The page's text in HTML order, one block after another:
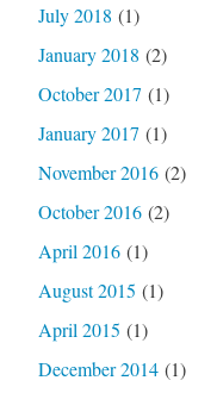
July 2018 (1)
January 2018 (2)
October 2017 (1)
January 2017 (1)
November 2016(2)
October 2016(2)
April 2016(1)
August 2015 (1)
April 2015 (1)
December 2014(1)